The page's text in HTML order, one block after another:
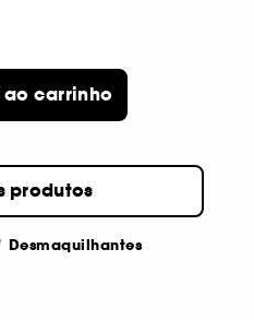
carrinho
produtos
Desmaquilhantes